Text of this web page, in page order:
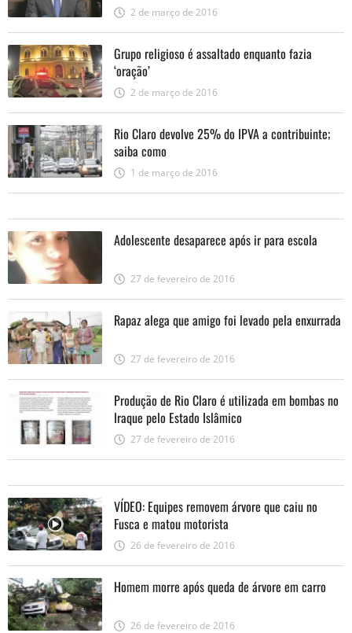
2 de março de 2016
Grupo religioso é assaltado enquanto fazia
‘oração’
2 de março de 2016
Rio Claro devolve 25% do IPVA a contribuinte;
saiba como
1 de março de 2016
Adolescente desaparece após ir para escola
27 de fevereiro de 2016
Rapaz alega que amigo foi levado pela enxurrada
27 de fevereiro de 2016
Produção de Rio Claro é utilizada em bombas no
Iraque pelo Estado Islâmico
27 de fevereiro de 2016
VÍDEO: Equipes removem árvore que caiu no
Fusca e matou motorista
26 de fevereiro de 2016
Homem morre após queda de árvore em carro
26 de fevereiro de 2016